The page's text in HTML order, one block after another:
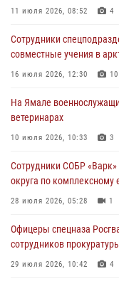
03 августа 2026, 06:54
Директор Росгвардии
поздравил
праздником
Сотрудники СОБР
30 июля 2026, 09:34 1
Офицеры спецназа
сотрудников
29 июля 2026, 10:42 4
11 июля 2026, 08:52 4
Сотрудники
совместные учения в
16 июля 2026, 12:30 10
На Ямале
ветеринарах
10 июля 2026, 10:33 3
Сотрудники СОБР «Варк»
округа по
28 июля 2026, 05:28 1
Офицеры спецназа
сотрудников
29 июля 2026, 10:42 4